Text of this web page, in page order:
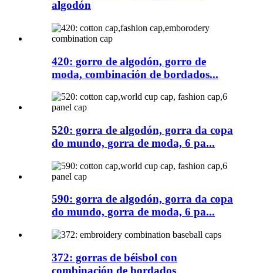
algodón
420: gorro de algodón, gorro de
moda, combinación de bordados...
520: gorra de algodón, gorra da copa
do mundo, gorra de moda, 6 pa...
590: gorra de algodón, gorra da copa
do mundo, gorra de moda, 6 pa...
372: gorras de béisbol con
combinación de bordados